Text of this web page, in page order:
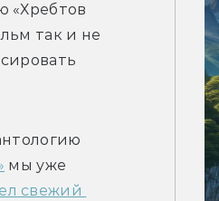
«Хребтов
так и не
мы уже
свежий